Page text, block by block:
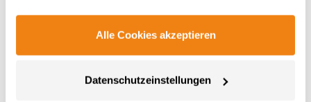
Alle Cookies akzeptieren
Datenschutzeinstellungen
E3088 Promodoro Unisex Mütze